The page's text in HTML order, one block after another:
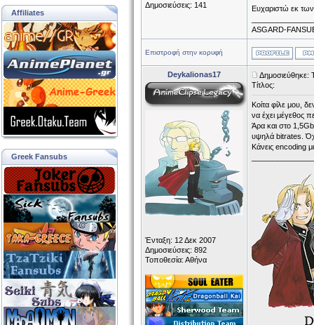
Affiliates
Greek Fansubs
Δημοσιεύσεις: 141
Ευχαριστώ εκ
ASGARD-
Επιστροφή στην κορυφή
Deykalionas17
Ένταξη: 12 Δεκ 2007
Δημοσιεύσεις: 892
Τοποθεσία: Αθήνα
Δημοσιεύθηκε:
Τίτλος:
Κοίτα φίλε μου,
να έχει μέγεθος
Άρα και στο
υψηλά bitrates. Όχι
Κάνεις encoding